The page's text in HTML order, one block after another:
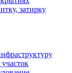
затирку